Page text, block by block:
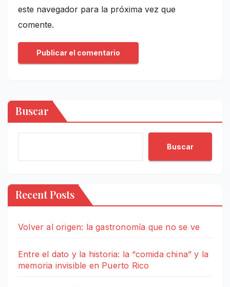
este navegador para la próxima vez que
comente.
Buscar
Buscar
Recent Posts
Volver al origen: la gastronomía que no se ve
Entre el dato y la historia: la “comida china” y la
memoria invisible en Puerto Rico